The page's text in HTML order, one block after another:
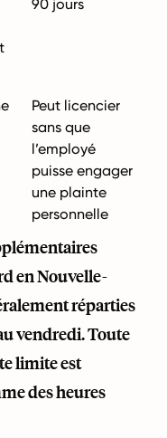
90 jours
Peut licencier
sans que
l’employé
puisse engager
une plainte
personnelle
en Nouvelle-
réparties
vendredi. Toute
limite est
des heures